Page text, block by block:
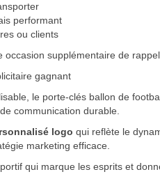
performant
ou clients
occasion supplémentaire de
gagnant
le porte-clés ballon de
communication durable.
logo qui reflète le
marketing efficace.
qui marque les esprits et